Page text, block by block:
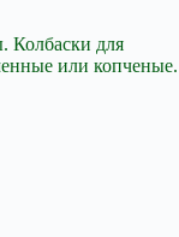
Колбаски для
или копченые.